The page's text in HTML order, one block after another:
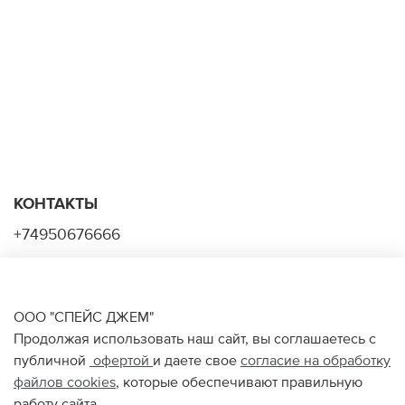
О НАС
КОНТАКТЫ
+74950676666
ООО "СПЕЙС ДЖЕМ"
Продолжая использовать наш сайт, вы соглашаетесь с
публичной офертой и даете свое согласие на обработку
файлов cookies, которые обеспечивают правильную